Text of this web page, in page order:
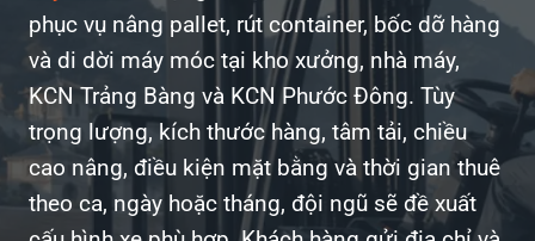
phục vụ nâng pallet, rút container, bốc dỡ hàng
và di dời máy móc tại kho xưởng, nhà máy,
KCN Trảng Bàng và KCN Phước Đông. Tùy
trọng lượng, kích thước hàng, tâm tải, chiều
cao nâng, điều kiện mặt bằng và thời gian thuê
theo ca, ngày hoặc tháng, đội ngũ sẽ đề xuất